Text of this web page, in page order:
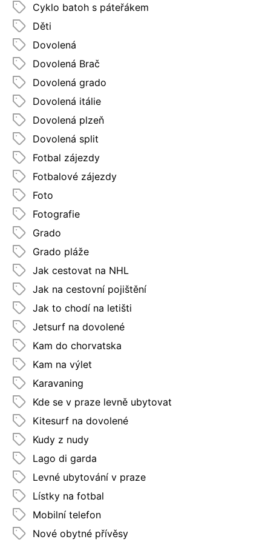
Cyklo batoh s páteřákem
Děti
Dovolená
Dovolená Brač
Dovolená grado
Dovolená itálie
Dovolená plzeň
Dovolená split
Fotbal zájezdy
Fotbalové zájezdy
Foto
Fotografie
Grado
Grado pláže
Jak cestovat na NHL
Jak na cestovní pojištění
Jak to chodí na letišti
Jetsurf na dovolené
Kam do chorvatska
Kam na výlet
Karavaning
Kde se v praze levně ubytovat
Kitesurf na dovolené
Kudy z nudy
Lago di garda
Levné ubytování v praze
Lístky na fotbal
Mobilní telefon
Nové obytné přívěsy